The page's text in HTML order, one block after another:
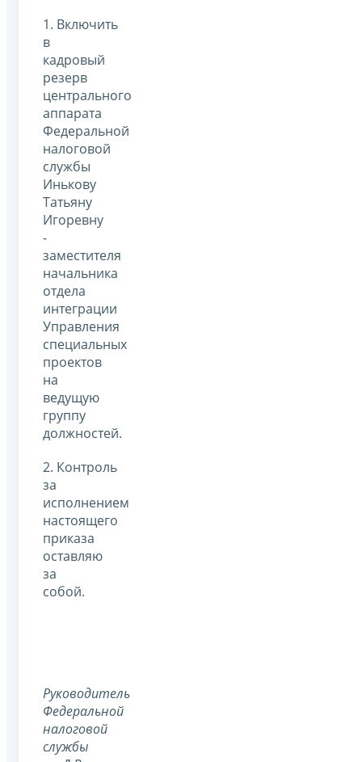
1. Включить
в
кадровый
резерв
центрального
аппарата
Федеральной
налоговой
службы
Инькову
Татьяну
Игоревну
-
заместителя
начальника
отдела
интеграции
Управления
специальных
проектов
на
ведущую
группу
должностей.
2. Контроль
за
исполнением
настоящего
приказа
оставляю
за
собой.
Руководитель
Федеральной
налоговой
службы